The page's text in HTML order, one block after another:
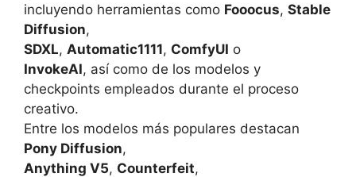
incluyendo herramientas como Fooocus, Stable
Diffusion,
SDXL, Automatic1111, ComfyUI o
InvokeAI, así como de los modelos y
checkpoints empleados durante el proceso
creativo.
Entre los modelos más populares destacan
Pony Diffusion,
Anything V5, Counterfeit,